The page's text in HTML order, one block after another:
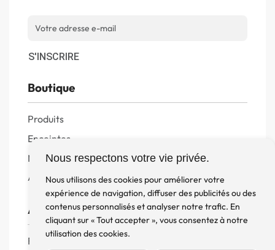
Nous respectons votre vie privée.
Nous utilisons des cookies pour améliorer votre
expérience de navigation, diffuser des publicités ou des
contenus personnalisés et analyser notre trafic. En
cliquant sur « Tout accepter », vous consentez à notre
utilisation des cookies.
S'INSCRIRE
Boutique
Produits
Enceintes
Meuble, Rack et Support
Accessoires
Aide
FAQ